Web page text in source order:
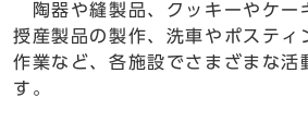
陶器や縫製品、クッキーやケー
授産製品の製作、洗車やポスティ
作業など、各施設でさまざまな活
す。